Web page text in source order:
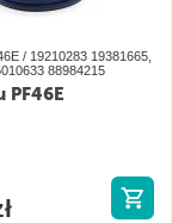
/ 19210283 19381665,
88984215
PF46E